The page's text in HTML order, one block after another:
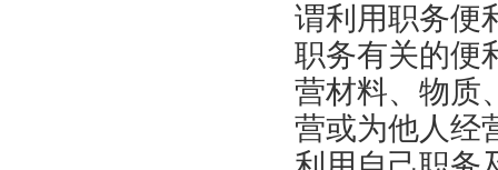
谓利用职务便
职务有关的便
营材料、物质
营或为他人经